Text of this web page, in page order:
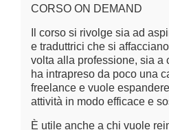
CORSO ON DEMAND
Il corso si rivolge sia ad
e traduttrici che si
volta alla professione, sia a
ha intrapreso da poco una
freelance e vuole
attività in modo efficace e
È utile anche a chi vuole